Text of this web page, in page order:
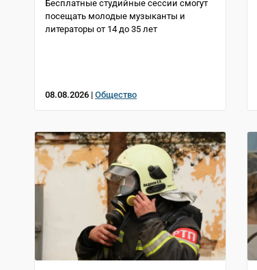
Бесплатные студийные сессии смогут
посещать молодые музыканты и
литераторы от 14 до 35 лет
08.08.2026 | Общество